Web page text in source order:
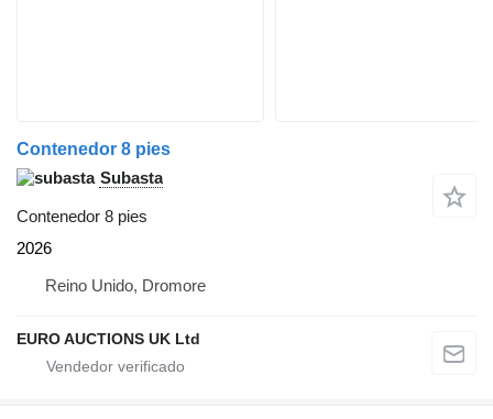
Contenedor 8 pies
Subasta
Contenedor 8 pies
2026
Reino Unido, Dromore
EURO AUCTIONS UK Ltd